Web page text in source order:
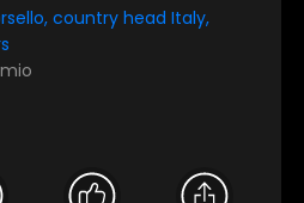
country head Italy,